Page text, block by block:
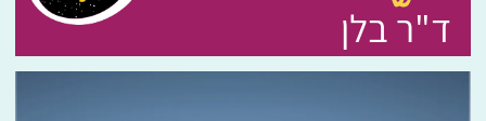
ד"ר בלן